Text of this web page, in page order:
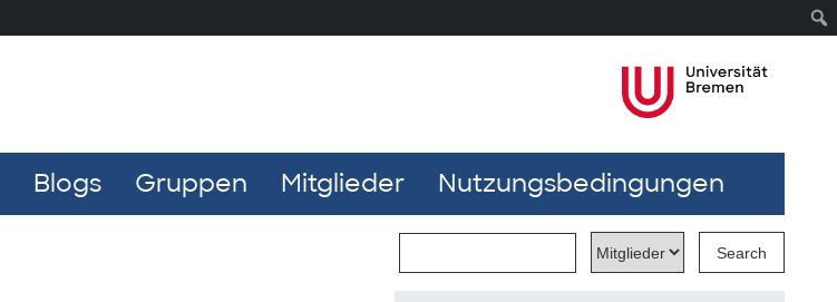
Blogs Gruppen Mitglieder Nutzungsbedingungen